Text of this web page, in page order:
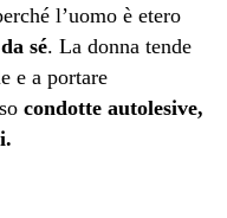
l’uomo è etero
sé. La donna tende
e a portare
condotte autolesive,